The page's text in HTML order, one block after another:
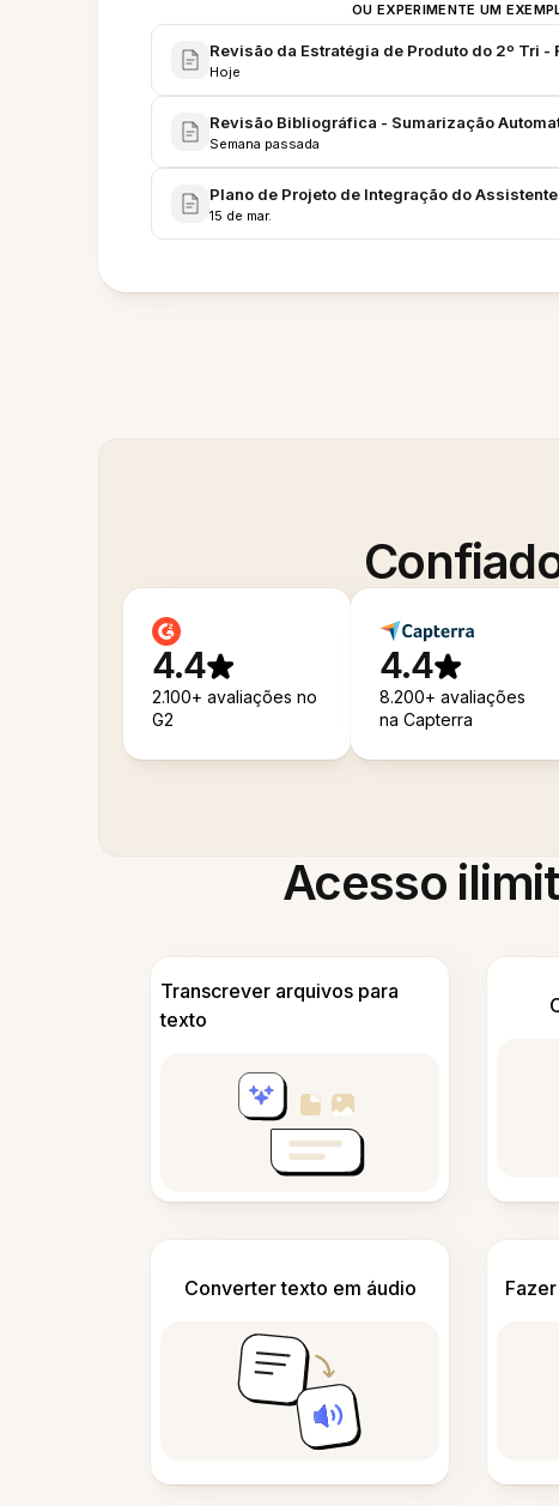
OU EXPERIMENTE UM
Revisão da Estratégia de Produto do 2º Tri -
Hoje
Revisão Bibliográfica - Sumarização
Semana passada
Plano de Projeto de Integração do
15 de mar.
4.4
2.100+ avaliações no
G2
4.4
8.200+ avaliações
na Capterra
Acesso
Transcrever arquivos para
texto
Converter texto em áudio